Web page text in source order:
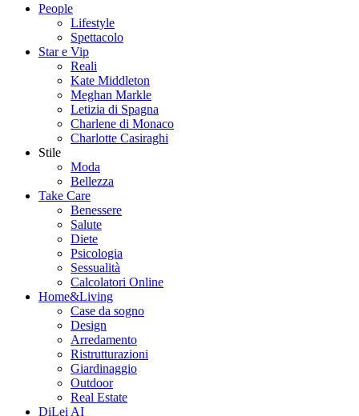
People
Lifestyle
Spettacolo
Star e Vip
Reali
Kate Middleton
Meghan Markle
Letizia di Spagna
Charlene di Monaco
Charlotte Casiraghi
Stile
Moda
Bellezza
Take Care
Benessere
Salute
Diete
Psicologia
Sessualità
Calcolatori Online
Home&Living
Case da sogno
Design
Arredamento
Ristrutturazioni
Giardinaggio
Outdoor
Real Estate
DiLei AI